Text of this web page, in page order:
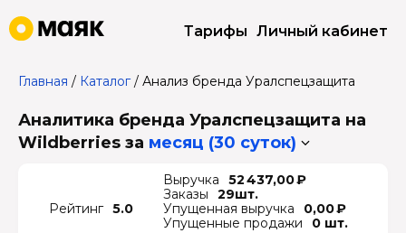
Тарифы Личный кабинет
Главная / Каталог/ Анализ бренда Уралспецзащита
Аналитика бренда Уралспецзащита на
Wildberries за месяц (30 суток)
Рейтинг 5.0
Выручка
52 437,00 ₽
Заказы
29шт.
Упущенная выручка
0,00 ₽
Упущенные продажи
0 шт.